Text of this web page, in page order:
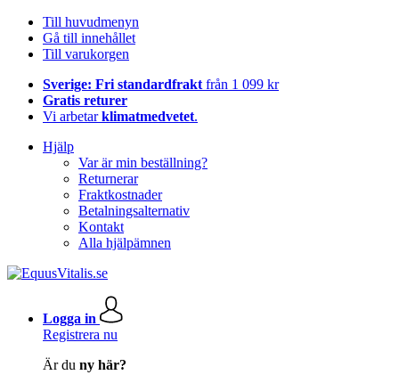
Till huvudmenyn
Gå till innehållet
Till varukorgen
Sverige: Fri standardfrakt från 1 099 kr
Gratis returer
Vi arbetarklimatmedvetet.
Hjälp
Var är min beställning?
Returnerar
Fraktkostnader
Betalningsalternativ
Kontakt
Alla hjälpämnen
Logga in
Registrera nu
Är du ny här?